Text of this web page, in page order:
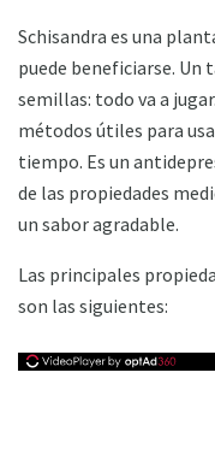
Schisandra es una
puede beneficiarse.
semillas: todo va a
métodos útiles para
tiempo. Es un
de las propiedades
un sabor agradable.
Las principales
son las siguientes: